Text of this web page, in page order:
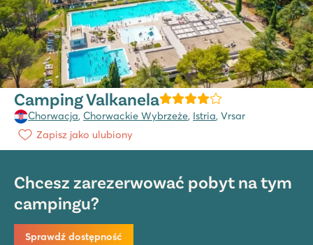
Camping Valkanela
Chorwacja, Chorwackie Wybrzeże, Istria, Vrsar
Zapisz jako ulubiony
Chcesz zarezerwować pobyt na tym
campingu?
Sprawdź dostępność